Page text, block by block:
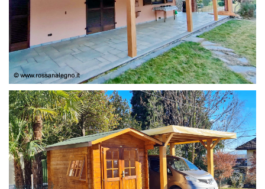
COPERTURA